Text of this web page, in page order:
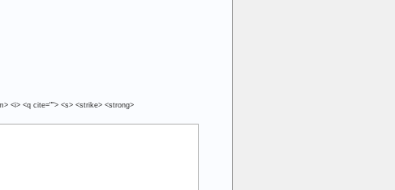
<i> <q cite=""> <s> <strike> <strong>